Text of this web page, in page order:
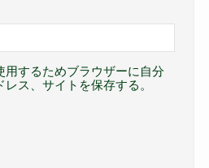
用するためブラウザーに自分
ス、サイトを保存する。